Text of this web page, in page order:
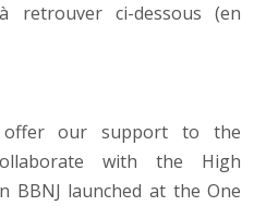
retrouver ci-dessous (en
offer our support to the
with the High
BBNJ launched at the One